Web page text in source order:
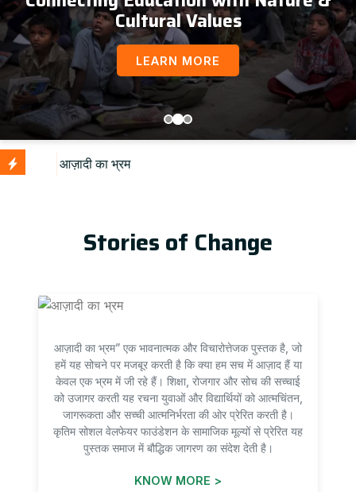
Cultural Values
LEARN MORE
Stories of Change
आज़ादी का भ्रम” एक भावनात्मक और विचारोत्तेजक पुस्तक है, जो
हमें यह सोचने पर मजबूर करती है कि क्या हम सच में आज़ाद हैं या
केवल एक भ्रम में जी रहे हैं। शिक्षा, रोजगार और सोच की सच्चाई
को उजागर करती यह रचना युवाओं और विद्यार्थियों को आत्मचिंतन,
जागरूकता और सच्ची आत्मनिर्भरता की ओर प्रेरित करती है।
कृतिम सोशल वेलफेयर फाउंडेशन के सामाजिक मूल्यों से प्रेरित यह
पुस्तक समाज में बौद्धिक जागरण का संदेश देती है।
KNOW MORE >